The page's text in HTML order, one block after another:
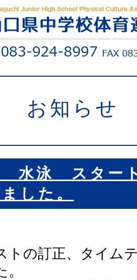
お知らせ
水泳 スター
した。
トの訂正、タイム